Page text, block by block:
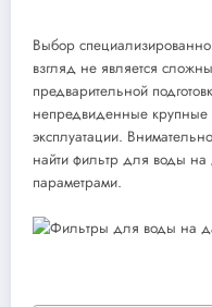
Выбор
взгляд не является
предварительной
непредвиденные крупные
эксплуатации.
найти фильтр для воды
параметрами.